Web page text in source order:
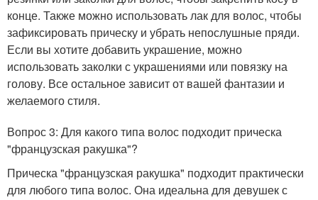
конце. Также можно использовать лак для волос, чтобы
зафиксировать прическу и убрать непослушные пряди.
Если вы хотите добавить украшение, можно
использовать заколки с украшениями или повязку на
голову. Все остальное зависит от вашей фантазии и
желаемого стиля.
Вопрос 3: Для какого типа волос подходит прическа
"французская ракушка"?
Прическа "французская ракушка" подходит практически
для любого типа волос. Она идеальна для девушек с